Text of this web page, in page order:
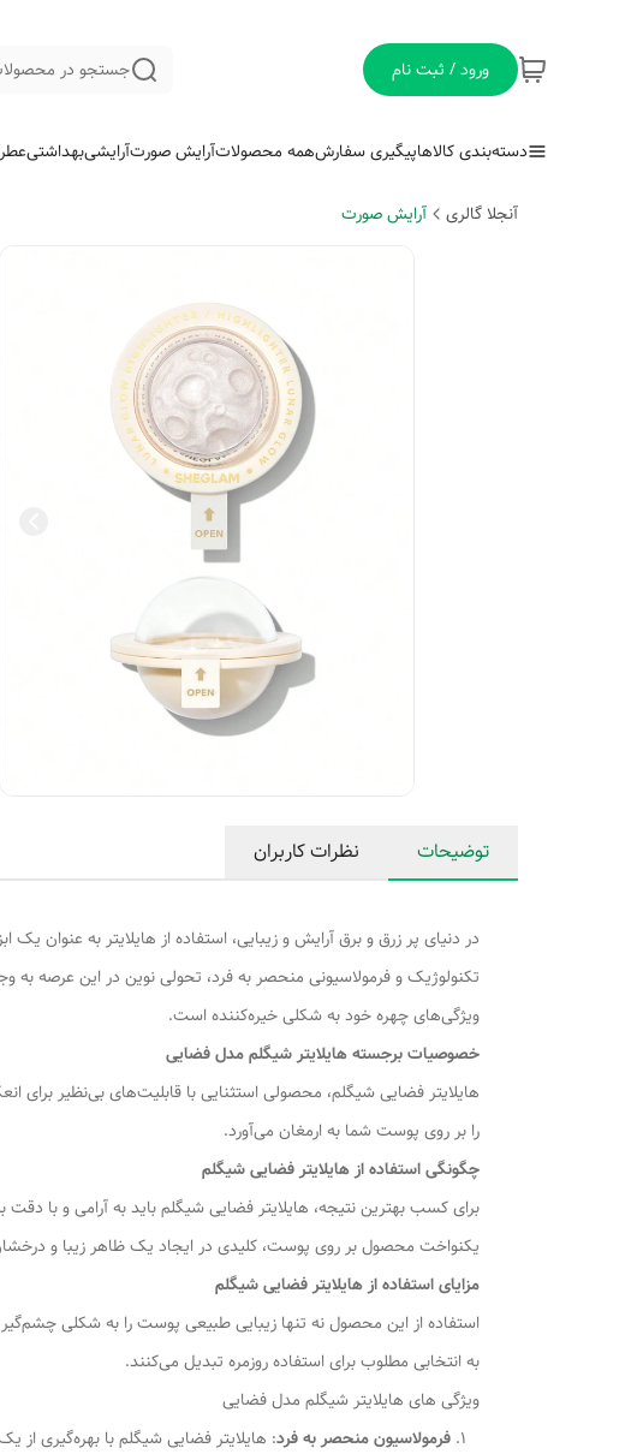
ورود / ثبت نام جستجو در
دسته‌بندی کالاهاپیگیری سفارشهمه محصولاتآرایش صورتآرایشیبهداشتی
آنجلا گالری آرایش صورت
توضیحات نظرات کاربران
در دنیای پر زرق و برق آرایش و زیبایی، استفاده از هایلایتر به عنوان
تکنولوژیک و فرمولاسیونی منحصر به فرد، تحولی نوین در این عرصه
ویژگی‌های چهره خود به شکلی خیره‌کننده است.
خصوصیات برجسته هایلایتر شیگلم مدل فضایی
هایلایتر فضایی شیگلم، محصولی استثنایی با قابلیت‌های بی‌نظیر
را بر روی پوست شما به ارمغان می‌آورد.
چگونگی استفاده از هایلایتر فضایی شیگلم
برای کسب بهترین نتیجه، هایلایتر فضایی شیگلم باید به آرامی و با
یکنواخت محصول بر روی پوست، کلیدی در ایجاد یک ظاهر زیبا و
مزایای استفاده از هایلایتر فضایی شیگلم
استفاده از این محصول نه تنها زیبایی طبیعی پوست را به شکلی
به انتخابی مطلوب برای استفاده روزمره تبدیل می‌کنند.
ویژگی های هایلایتر شیگلم مدل فضایی
فرمولاسیون منحصر به فرد: هایلایتر فضایی شیگلم با بهره‌گیری